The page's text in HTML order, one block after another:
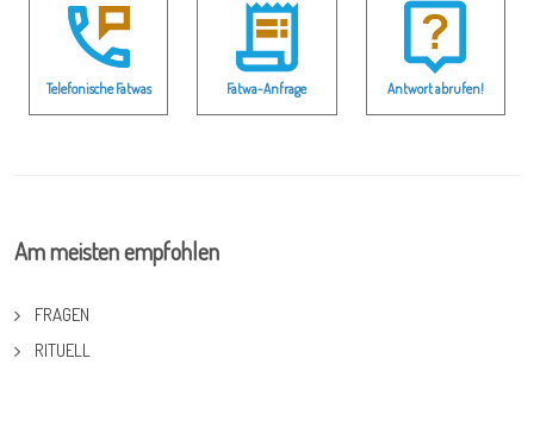
Telefonische Fatwas Fatwa-Anfrage Antwort abrufen!
Am meisten empfohlen
FRAGEN
RITUELL